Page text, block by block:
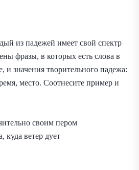
из падежей имеет свой спектр
фразы, в которых есть слова в
и значения творительного падежа:
место. Соотнесите пример и
своим пером
куда ветер дует